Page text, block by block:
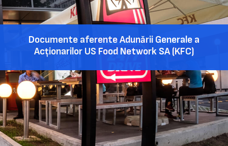
Documente aferente Adunării Generale a
Acționarilor US Food Network SA (KFC)